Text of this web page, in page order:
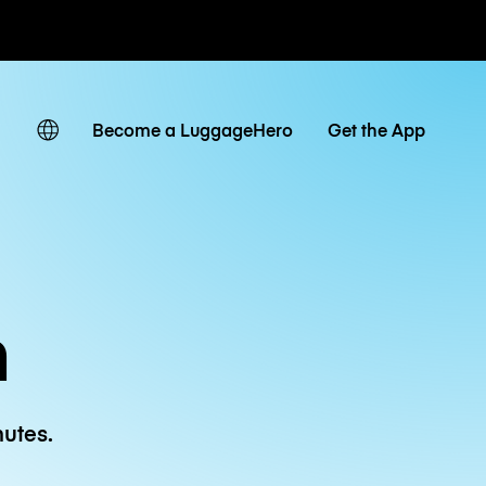
Become a LuggageHero Get the App